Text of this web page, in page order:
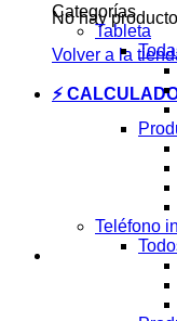
No hay
Volver a la
⚡
Categorías
Tableta
Teléfono